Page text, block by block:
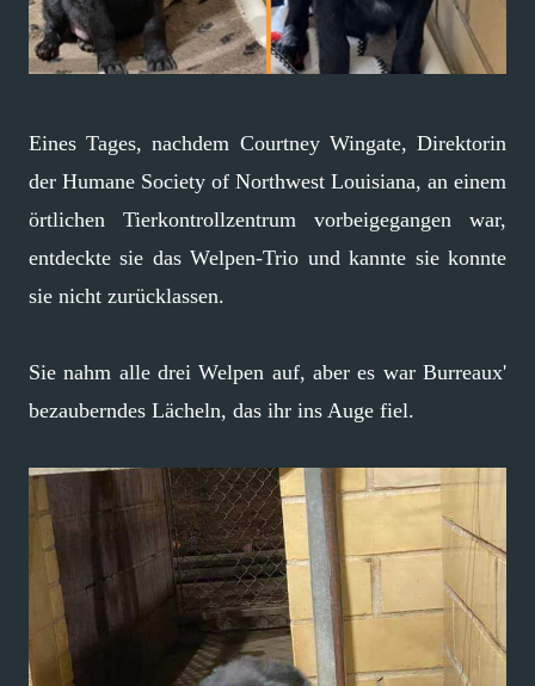
Eines Tages, nachdem Courtney Wingate, Direktorin
der Humane Society of Northwest Louisiana, an einem
örtlichen Tierkontrollzentrum vorbeigegangen war,
entdeckte sie das Welpen-Trio und kannte sie konnte
sie nicht zurücklassen.
Sie nahm alle drei Welpen auf, aber es war Burreaux'
bezauberndes Lächeln, das ihr ins Auge fiel.